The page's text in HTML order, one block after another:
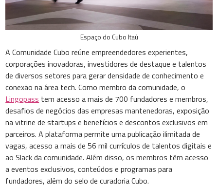
Espaço do Cubo Itaú
A Comunidade Cubo reúne empreendedores experientes,
corporações inovadoras, investidores de destaque e talentos
de diversos setores para gerar densidade de conhecimento e
conexão na área tech. Como membro da comunidade, o
Lingopass tem acesso a mais de 700 fundadores e membros,
desafios de negócios das empresas mantenedoras, exposição
na vitrine de startups e benefícios e descontos exclusivos em
parceiros. A plataforma permite uma publicação ilimitada de
vagas, acesso a mais de 56 mil currículos de talentos digitais e
ao Slack da comunidade. Além disso, os membros têm acesso
a eventos exclusivos, conteúdos e programas para
fundadores, além do selo de curadoria Cubo.